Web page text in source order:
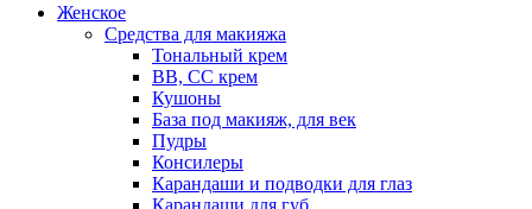
Женское
Средства для макияжа
Тональный крем
BB, CC крем
Кушоны
База под макияж, для век
Пудры
Консилеры
Карандаши и подводки для глаз
Карандаши для губ